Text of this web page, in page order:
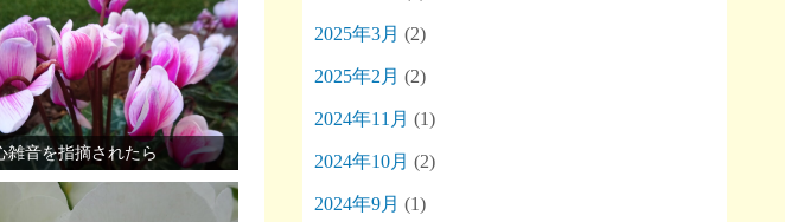
雑音を指摘されたら
2025年3月 (2)
2025年2月 (2)
2024年11月 (1)
2024年10月 (2)
2024年9月 (1)